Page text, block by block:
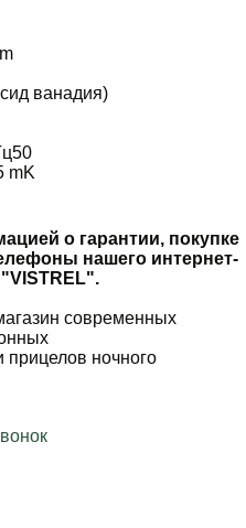
ванадия)
50
mK
о гарантии, покупке
нашего интернет-
современных
прицелов ночного